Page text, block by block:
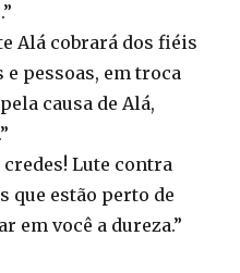
Alá cobrará dos fiéis
pessoas, em troca
causa de Alá,
credes! Lute contra
que estão perto de
em você a dureza.”